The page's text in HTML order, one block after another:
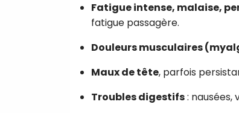
Fatigue intense, malaise,
fatigue passagère.
Douleurs musculaires
Maux de tête, parfois
Troubles digestifs: